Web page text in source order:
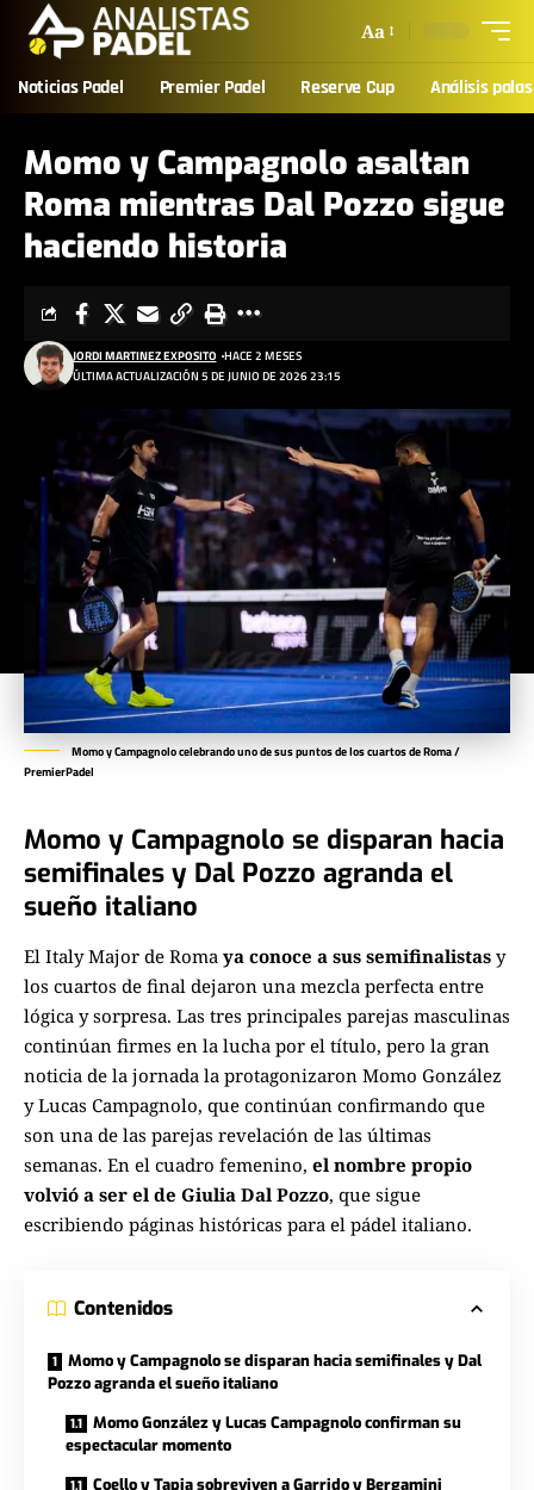
Aa
Noticias Padel Premier Padel Reserve Cup Análisis palas
Momo y Campagnolo asaltan
Roma mientras Dal Pozzo sigue
haciendo historia
ÚLTIMA ACTUALIZACIÓN 5 DE JUNIO DE 2026 23:15
JORDI MARTINEZ EXPOSITO HACE 2 MESES
Momo y Campagnolo celebrando uno de sus puntos de los cuartos de Roma /
PremierPadel
Momo y Campagnolo se disparan hacia
semifinales y Dal Pozzo agranda el
sueño italiano
El Italy Major de Roma ya conoce a sus semifinalistas y
los cuartos de final dejaron una mezcla perfecta entre
lógica y sorpresa. Las tres principales parejas masculinas
continúan firmes en la lucha por el título, pero la gran
noticia de la jornada la protagonizaron Momo González
y Lucas Campagnolo, que continúan confirmando que
son una de las parejas revelación de las últimas
semanas. En el cuadro femenino, el nombre propio
volvió a ser el de Giulia Dal Pozzo, que sigue
escribiendo páginas históricas para el pádel italiano.
Contenidos
Momo y Campagnolo se disparan hacia semifinales y Dal
Pozzo agranda el sueño italiano
Momo González y Lucas Campagnolo confirman su
espectacular momento
Coello y Tapia sobreviven a Garrido y Bergamini